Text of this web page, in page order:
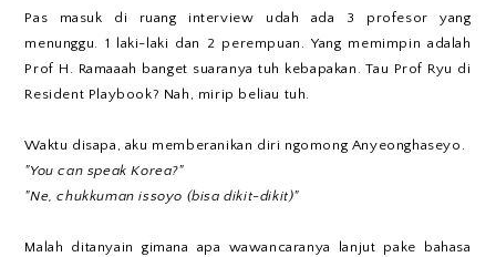
Pas masuk di ruang interview udah ada 3 profesor yang
menunggu. 1 laki-laki dan 2 perempuan. Yang memimpin adalah
Prof H. Ramaaah banget suaranya tuh kebapakan. Tau Prof Ryu di
Resident Playbook? Nah, mirip beliau tuh.
Waktu disapa, aku memberanikan diri ngomong Anyeonghaseyo.
"You can speak Korea?"
"Ne, chukkuman issoyo (bisa dikit-dikit)"
Malah ditanyain gimana apa wawancaranya lanjut pake bahasa